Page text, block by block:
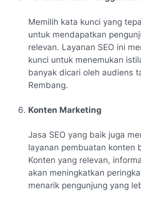
Memilih kata kunci yang
untuk mendapatkan
relevan. Layanan SEO ini
kunci untuk menemukan
banyak dicari oleh audiens
Rembang.
Konten Marketing
Jasa SEO yang baik juga
layanan pembuatan konten
Konten yang relevan,
akan meningkatkan
menarik pengunjung yang